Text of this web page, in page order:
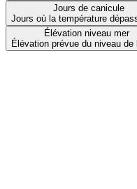
Jours de canicule
Jours où la température
Élévation niveau mer
Élévation prévue du niveau de